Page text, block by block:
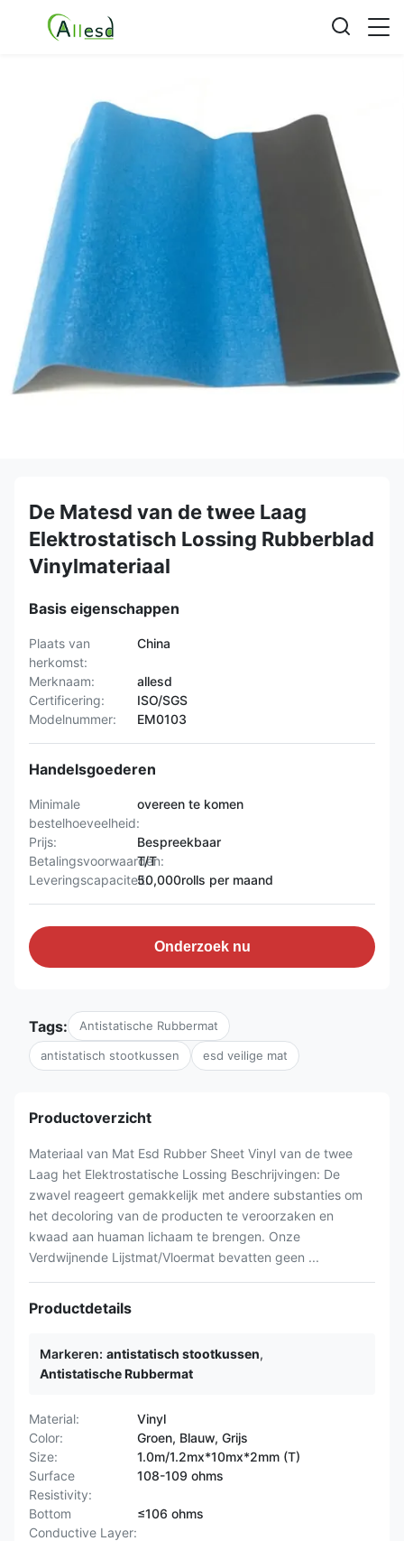
De Matesd van de twee Laag
Elektrostatisch Lossing Rubberblad
Vinylmateriaal
Basis eigenschappen
Plaats van
herkomst:
China
Merknaam:
allesd
Certificering:
ISO/SGS
Modelnummer:
EM0103
Handelsgoederen
Minimale
bestelhoeveelheid:
overeen te komen
Prijs:
Bespreekbaar
Betalingsvoorwaarden:
T/T
Leveringscapaciteit:50,000rolls per maand
Onderzoek nu
Tags: Antistatische Rubbermat
antistatisch stootkussen esd veilige mat
Productoverzicht
Materiaal van Mat Esd Rubber Sheet Vinyl van de twee
Laag het Elektrostatische Lossing Beschrijvingen: De
zwavel reageert gemakkelijk met andere substanties om
het decoloring van de producten te veroorzaken en
kwaad aan huaman lichaam te brengen. Onze
Verdwijnende Lijstmat/Vloermat bevatten geen ...
Productdetails
Markeren: antistatisch stootkussen,
Antistatische Rubbermat
Material:
Vinyl
Color:
Groen, Blauw, Grijs
Size:
1.0m/1.2mx*10mx*2mm (T)
Surface
Resistivity:
108-109 ohms
Bottom
Conductive Layer:
≤106 ohms